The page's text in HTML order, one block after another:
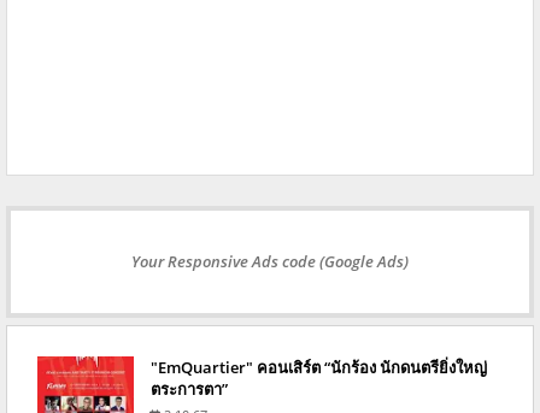
Your Responsive Ads code (Google Ads)
"EmQuartier" คอนเสิร์ต “นักร้อง นักดนตรียิ่งใหญ่
ตระการตา”